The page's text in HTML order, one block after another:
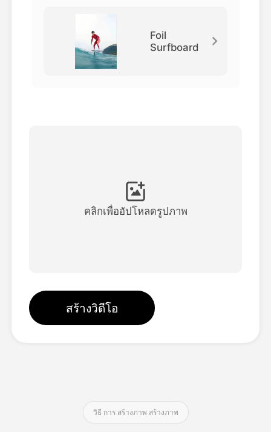
ดูเทมเพลตทั้งหมด
บล็อก
Foil
Surfboard
คลิกเพื่ออัปโหลดรูปภาพ
สร้างวิดีโอ
วิธี การ สร้างภาพ สร้างภาพ